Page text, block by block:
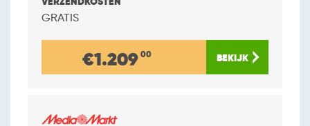
GRATIS
€1.20900